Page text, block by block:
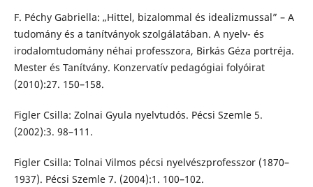
F. Péchy Gabriella: „Hittel, bizalommal és idealizmussal” – A
tudomány és a tanítványok szolgálatában. A nyelv- és
irodalomtudomány néhai professzora, Birkás Géza portréja.
Mester és Tanítvány. Konzervatív pedagógiai folyóirat
(2010):27. 150–158.
Figler Csilla: Zolnai Gyula nyelvtudós. Pécsi Szemle 5.
(2002):3. 98–111.
Figler Csilla: Tolnai Vilmos pécsi nyelvészprofesszor (1870–
1937). Pécsi Szemle 7. (2004):1. 100–102.